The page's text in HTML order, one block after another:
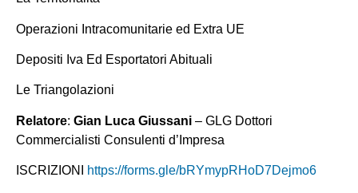
Operazioni Intracomunitarie ed Extra UE
Depositi Iva Ed Esportatori Abituali
Le Triangolazioni
Relatore: Gian Luca Giussani – GLG Dottori
Commercialisti Consulenti d’Impresa
ISCRIZIONI https://forms.gle/bRYmypRHoD7Dejmo6